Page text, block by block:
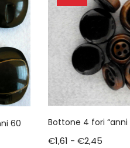
60 Bottone 4 fori “anni
€1,61 - €2,45